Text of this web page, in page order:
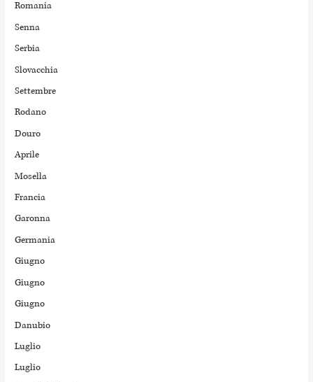
Romania
Senna
Serbia
Slovacchia
Settembre
Rodano
Douro
Aprile
Mosella
Francia
Garonna
Germania
Giugno
Giugno
Giugno
Danubio
Luglio
Luglio